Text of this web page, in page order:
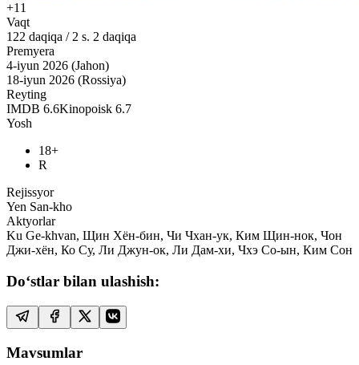
+11
Vaqt
122 daqiqa /2 s. 2 daqiqa
Premyera
4-iyun 2026 (Jahon)
18-iyun 2026 (Rossiya)
Reyting
IMDB 6.6Kinopoisk 6.7
Yosh
18+
R
Rejissyor
Yen San-kho
Aktyorlar
Ku Ge-khvan, Щин Хён-бин, Чи Чхан-ук, Ким Щин-нок, Чон
Джи-хён, Ко Су, Ли Джун-ок, Ли Дам-хи, Чхэ Со-ын, Ким Сон
Do‘stlar bilan ulashish:
Mavsumlar